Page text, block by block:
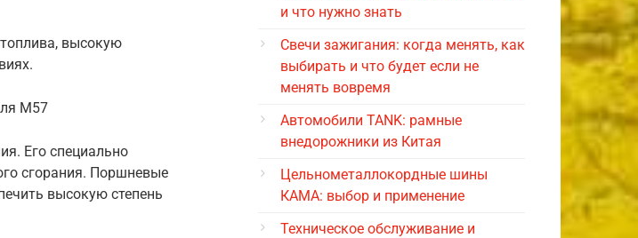
высокую
M57
Его специально
сгорания. Поршневые
высокую степень
и что нужно знать
Свечи зажигания: когда менять, как
выбирать и что будет если не
менять вовремя
Автомобили TANK: рамные
внедорожники из Китая
Цельнометаллокордные шины
КАМА: выбор и применение
Техническое обслуживание и